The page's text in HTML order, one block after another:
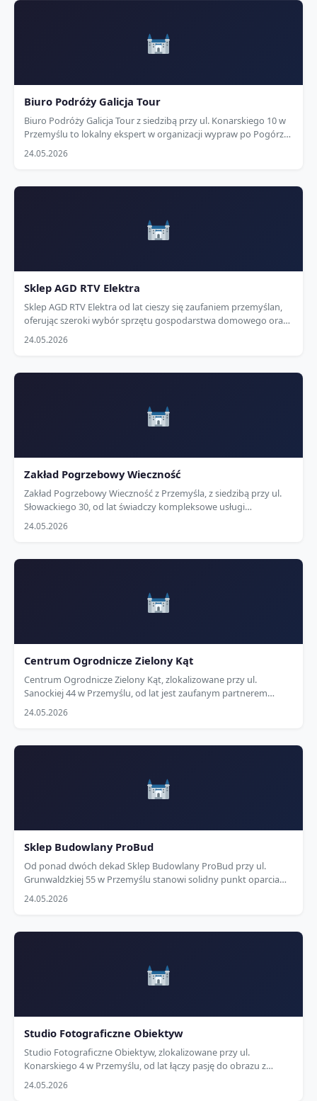
Biuro Podróży Galicja Tour
Biuro Podróży Galicja Tour z siedzibą przy ul. Konarskiego 10 w
Przemyślu to lokalny ekspert w organizacji wypraw po Pogórzu
Przemyskim i szlakach dawnej Twierdzy Przemyśl – największej
fortecy I…
24.05.2026
Sklep AGD RTV Elektra
Sklep AGD RTV Elektra od lat cieszy się zaufaniem przemyślan,
oferując szeroki wybór sprzętu gospodarstwa domowego oraz
elektroniki w konkurencyjnych cenach. Zlokalizowany przy ul.
Mickiewicza 25, w samym sercu miasta,…
24.05.2026
Zakład Pogrzebowy Wieczność
Zakład Pogrzebowy Wieczność z Przemyśla, z siedzibą przy ul.
Słowackiego 30, od lat świadczy kompleksowe usługi
pogrzebowe na najwyższym poziomie, łącząc profesjonalizm z
szacunkiem dla rodzin w trudnych chwilach. Dzięki…
24.05.2026
Centrum Ogrodnicze Zielony Kąt
Centrum Ogrodnicze Zielony Kąt, zlokalizowane przy ul.
Sanockiej 44 w Przemyślu, od lat jest zaufanym partnerem
lokalnych rolników i ogrodników, oferującym profesjonalne
doradztwo oraz wysokiej jakości nasiona, nawozy i środki…
24.05.2026
Sklep Budowlany ProBud
Od ponad dwóch dekad Sklep Budowlany ProBud przy ul.
Grunwaldzkiej 55 w Przemyślu stanowi solidny punkt oparcia
dla lokalnych majsterkowiczów i profesjonalnych wykonawców.
Specjalizujemy się w dostarczaniu wysokiej jakości materiałów…
24.05.2026
Studio Fotograficzne Obiektyw
Studio Fotograficzne Obiektyw, zlokalizowane przy ul.
Konarskiego 4 w Przemyślu, od lat łączy pasję do obrazu z
profesjonalnym warsztatem, tworząc niepowtarzalne kadry w
sercu naszego historycznego miasta. Specjalizujemy się w…
24.05.2026